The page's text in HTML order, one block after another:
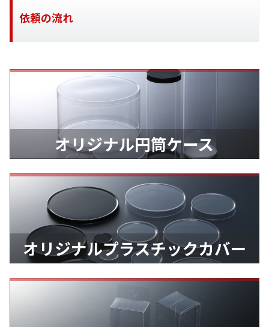
依頼の流れ